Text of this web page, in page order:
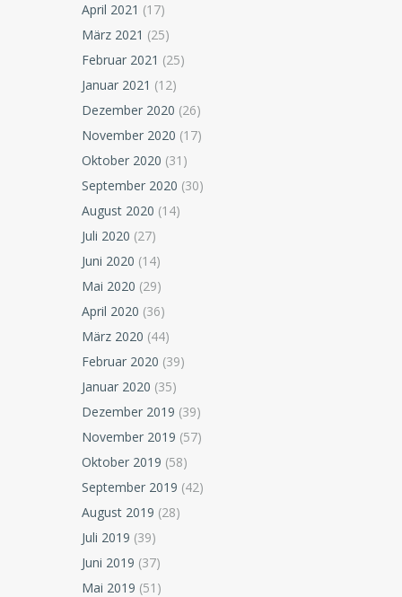
April 2021 (17)
März 2021 (25)
Februar 2021 (25)
Januar 2021 (12)
Dezember 2020 (26)
November 2020 (17)
Oktober 2020 (31)
September 2020 (30)
August 2020 (14)
Juli 2020 (27)
Juni 2020 (14)
Mai 2020 (29)
April 2020 (36)
März 2020 (44)
Februar 2020 (39)
Januar 2020 (35)
Dezember 2019 (39)
November 2019 (57)
Oktober 2019 (58)
September 2019 (42)
August 2019 (28)
Juli 2019 (39)
Juni 2019 (37)
Mai 2019 (51)